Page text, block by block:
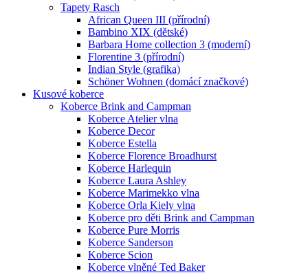
Tapety Rasch
African Queen III (přírodní)
Bambino XIX (dětské)
Barbara Home collection 3 (moderní)
Florentine 3 (přírodní)
Indian Style (grafika)
Schöner Wohnen (domácí značkové)
Kusové koberce
Koberce Brink and Campman
Koberce Atelier vlna
Koberce Decor
Koberce Estella
Koberce Florence Broadhurst
Koberce Harlequin
Koberce Laura Ashley
Koberce Marimekko vlna
Koberce Orla Kiely vlna
Koberce pro děti Brink and Campman
Koberce Pure Morris
Koberce Sanderson
Koberce Scion
Koberce vlněné Ted Baker